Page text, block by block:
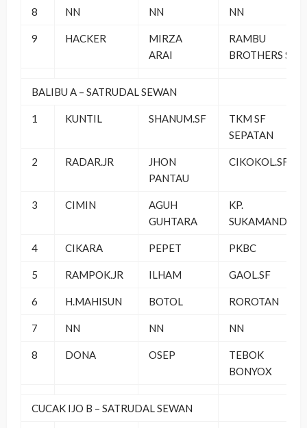
8 NN NN NN
9 HACKER
MIRZA
ARAI
RAMBU
BROTHERS SF
BALIBU A – SATRUDAL SEWAN
1 KUNTIL SHANUM.SF
TKM SF
SEPATAN
2 RADAR.JR
JHON
PANTAU
CIKOKOL.SF
3 CIMIN
AGUH
GUHTARA
KP.
SUKAMANDI
4 CIKARA PEPET PKBC
5 RAMPOK.JR ILHAM GAOL.SF
6 H.MAHISUN BOTOL ROROTAN
7 NN NN NN
8 DONA OSEP
TEBOK
BONYOX
CUCAK IJO B – SATRUDAL SEWAN